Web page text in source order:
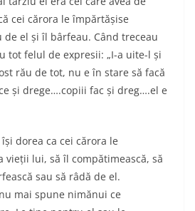
cei cărora le împărtășise
el și îl bârfeau. Când treceau
tot felul de expresii: „I-a uite-l și
rău de tot, nu e în stare să facă
și drege….copiii fac și dreg….el e
dorea ca cei cărora le
vieții lui, să îl compătimească, să
sau să râdă de el.
mai spune nimănui ce